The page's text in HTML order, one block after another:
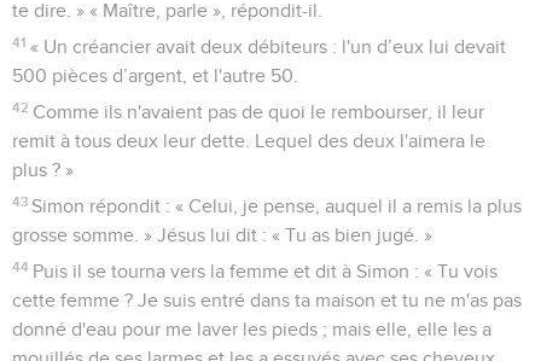
te dire. » « Maître, parle », répondit-il.
41 « Un créancier avait deux débiteurs : l'un d’eux lui devait
500 pièces d’argent, et l'autre 50.
42 Comme ils n'avaient pas de quoi le rembourser, il leur
remit à tous deux leur dette. Lequel des deux l'aimera le
plus ? »
43 Simon répondit : « Celui, je pense, auquel il a remis la plus
grosse somme. » Jésus lui dit : « Tu as bien jugé. »
44 Puis il se tourna vers la femme et dit à Simon : « Tu vois
cette femme ? Je suis entré dans ta maison et tu ne m'as pas
donné d'eau pour me laver les pieds ; mais elle, elle les a